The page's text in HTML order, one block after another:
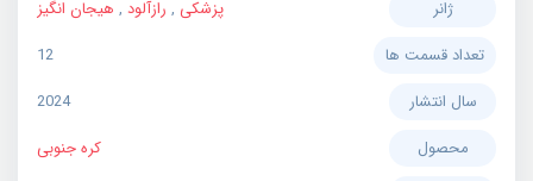
ژانر
پزشکی , رازآلود , هیجان انگیز
تعداد قسمت ها
12
سال انتشار
2024
محصول
کره جنوبی